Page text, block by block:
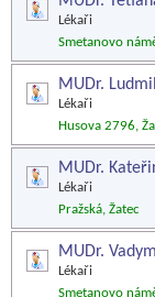
Lékaři
Smetanovo
MUDr.
Lékaři
Husova 2796,
MUDr.
Lékaři
Pražská, Žatec
MUDr.
Lékaři
Smetanovo